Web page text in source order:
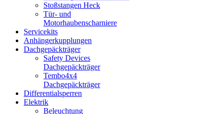
Stoßstangen Heck
Tür- und
Motorhaubenscharniere
Servicekits
Anhängerkupplungen
Dachgepäckträger
Safety Devices
Dachgepäckträger
Tembo4x4
Dachgepäckträger
Differentialsperren
Elektrik
Beleuchtung